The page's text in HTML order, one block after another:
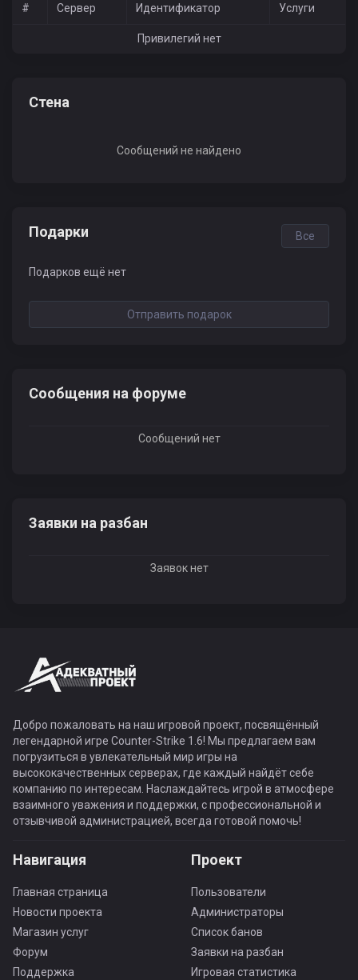
# Сервер Идентификатор Услуги
Привилегий нет
Стена
Сообщений не найдено
Подарки Все
Подарков ещё нет
Отправить подарок
Сообщения на форуме
Сообщений нет
Заявки на разбан
Заявок нет
Добро пожаловать на наш игровой проект, посвящённый
легендарной игре Counter-Strike 1.6! Мы предлагаем вам
погрузиться в увлекательный мир игры на
высококачественных серверах, где каждый найдёт себе
компанию по интересам. Наслаждайтесь игрой в атмосфере
взаимного уважения и поддержки, с профессиональной и
отзывчивой администрацией, всегда готовой помочь!
Навигация
Главная страница
Новости проекта
Магазин услуг
Форум
Поддержка
Проект
Пользователи
Администраторы
Список банов
Заявки на разбан
Игровая статистика